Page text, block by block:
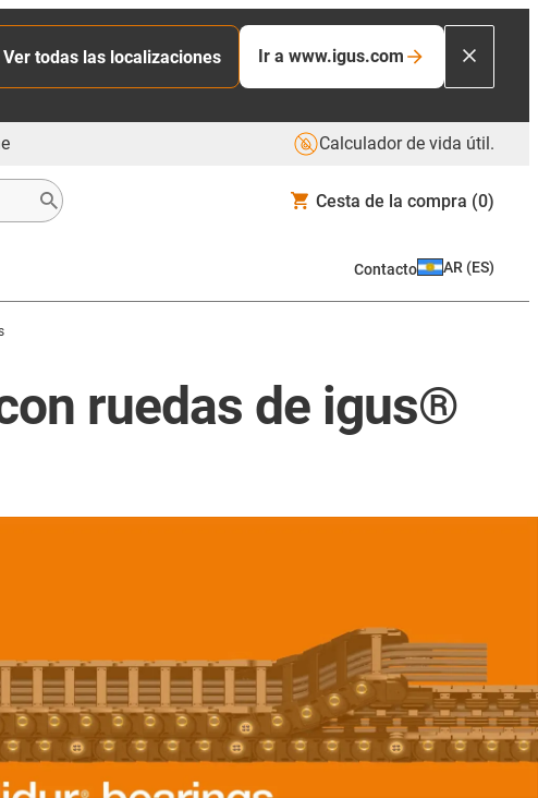
Ver todas las localizaciones Ir a www.igus.com
Calculador de vida útil.
Cesta de la compra (0)
Contacto AR (ES)
ruedas de igus®